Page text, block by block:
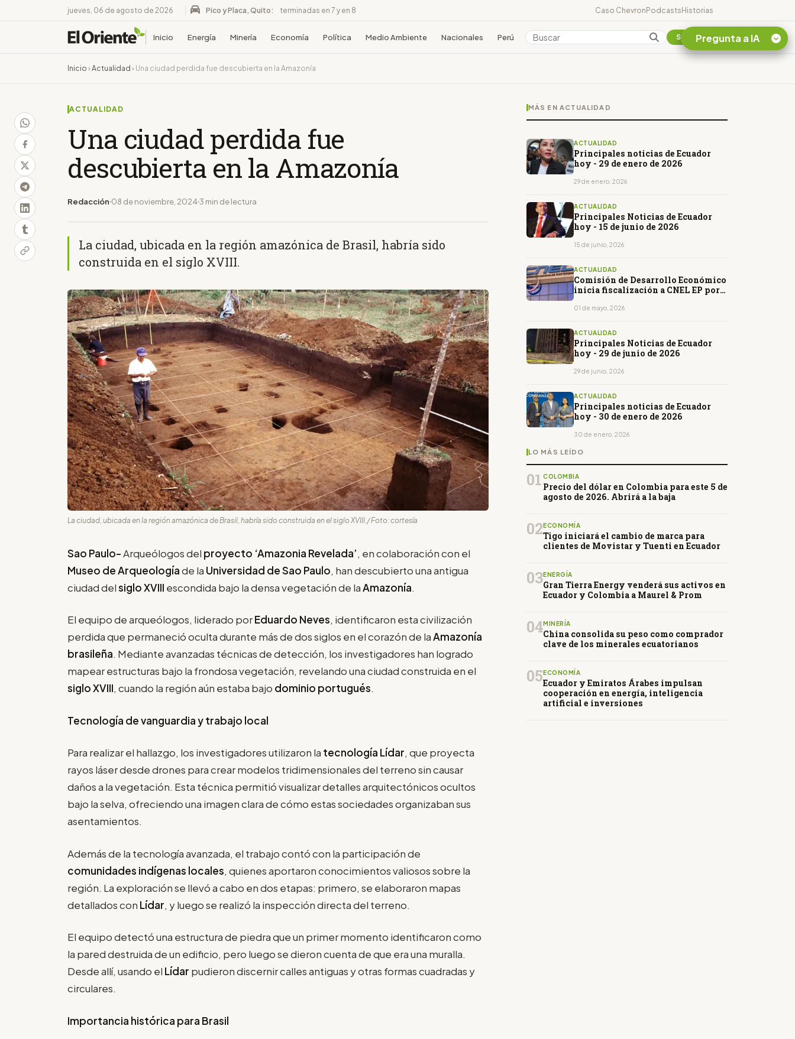
jueves, 06 de agosto de 2026 Pico y Placa, Quito: terminadas en 7 y en 8 Caso ChevronPodcastsHistorias
Inicio Energía Minería Economía Política Medio Ambiente Nacionales Perú Colombia Suscribirse
Inicio › Actualidad › Una ciudad perdida fue descubierta en la Amazonía
ACTUALIDAD
Una ciudad perdida fue
descubierta en la Amazonía
Redacción 08 de noviembre, 2024 3 min de lectura
La ciudad, ubicada en la región amazónica de Brasil, habría sido
construida en el siglo XVIII.
La ciudad, ubicada en la región amazónica de Brasil, habría sido construida en el siglo XVIII./ Foto: cortesía
Sao Paulo-Arqueólogos del proyecto ‘Amazonia Revelada’, en colaboración con el
Museo de Arqueologíade la Universidad de Sao Paulo, han descubierto una antigua
ciudad delsiglo XVIII escondida bajo la densa vegetación de laAmazonía.
El equipo de arqueólogos, liderado porEduardo Neves, identificaron esta civilización
perdida que permaneció oculta durante más de dos siglos en el corazón de laAmazonía
brasileña. Mediante avanzadas técnicas de detección, los investigadores han logrado
mapear estructuras bajo la frondosa vegetación, revelando una ciudad construida en el
siglo XVIII, cuando la región aún estaba bajo dominio portugués.
Tecnología de vanguardia y trabajo local
Para realizar el hallazgo, los investigadores utilizaron la tecnología Lídar, que proyecta
rayos láser desde drones para crear modelos tridimensionales del terreno sin causar
daños a la vegetación. Esta técnica permitió visualizar detalles arquitectónicos ocultos
bajo la selva, ofreciendo una imagen clara de cómo estas sociedades organizaban sus
asentamientos.
Además de la tecnología avanzada, el trabajo contó con la participación de
comunidades indígenas locales, quienes aportaron conocimientos valiosos sobre la
región. La exploración se llevó a cabo en dos etapas: primero, se elaboraron mapas
detallados con Lídar, y luego se realizó la inspección directa del terreno.
El equipo detectó una estructura de piedra que un primer momento identificaron como
la pared destruida de un edificio, pero luego se dieron cuenta de que era una muralla.
Desde allí, usando el Lídar pudieron discernir calles antiguas y otras formas cuadradas y
circulares.
Importancia histórica para Brasil
MÁS EN ACTUALIDAD
ACTUALIDAD
Principales noticias de Ecuador
hoy - 29 de enero de 2026
29 de enero, 2026
ACTUALIDAD
Principales Noticias de Ecuador
hoy - 15 de junio de 2026
15 de junio, 2026
ACTUALIDAD
Comisión de Desarrollo Económico
inicia fiscalización a CNEL EP por
01 de mayo, 2026
ACTUALIDAD
Principales Noticias de Ecuador
hoy - 29 de junio de 2026
29 de junio, 2026
ACTUALIDAD
Principales noticias de Ecuador
hoy - 30 de enero de 2026
30 de enero, 2026
LO MÁS LEÍDO
01 COLOMBIA
Precio del dólar en Colombia para este 5 de
agosto de 2026. Abrirá a la baja
02 ECONOMÍA
Tigo iniciará el cambio de marca para
clientes de Movistar y Tuenti en Ecuador
03ENERGÍA
Gran Tierra Energy venderá sus activos en
Ecuador y Colombia a Maurel & Prom
04MINERÍA
China consolida su peso como comprador
clave de los minerales ecuatorianos
05 ECONOMÍA
Ecuador y Emiratos Árabes impulsan
cooperación en energía, inteligencia
artificial e inversiones
Pregunta a IA